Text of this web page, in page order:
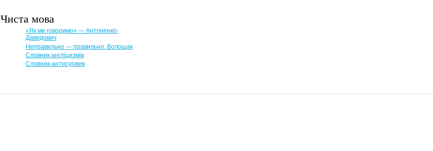
Чиста мова
«Як ми говоримо» — Антоненко-
Давидович
Неправильно — правильно. Волощак
Словник англіцизмів
Словник-антисуржик